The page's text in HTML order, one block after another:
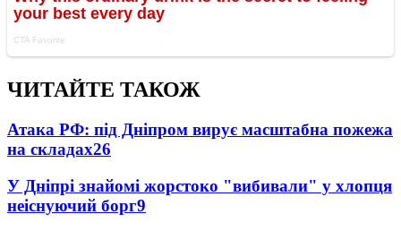
ЧИТАЙТЕ ТАКОЖ
Атака РФ: під Дніпром вирує масштабна пожежа
на складах26
У Дніпрі знайомі жорстоко "вибивали" у хлопця
неіснуючий борг9